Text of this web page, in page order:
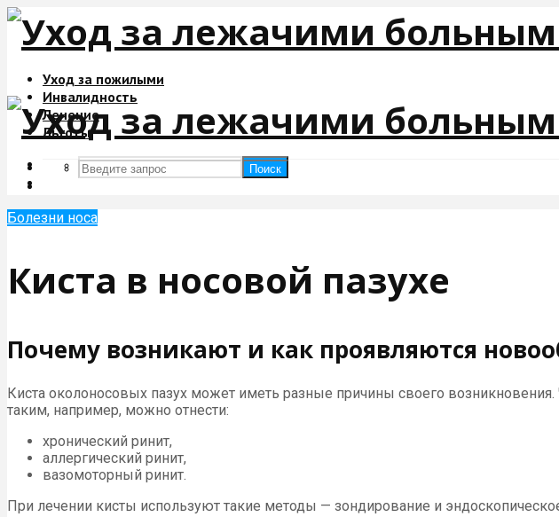
Уход за пожилыми
Инвалидность
Лечение
Льготы
Поиск
Поиск
Болезни носа
Киста в носовой пазухе
Почему возникают и как проявляются
Киста околоносовых пазух может иметь разные причины своего
таким, например, можно отнести:
хронический ринит,
аллергический ринит,
вазомоторный ринит.
При лечении кисты используют такие методы — зондирование и